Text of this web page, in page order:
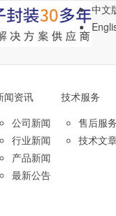
中文
闻资讯
公司新闻
行业新闻
产品新闻
最新公告
技术服务
售后服务
技术文